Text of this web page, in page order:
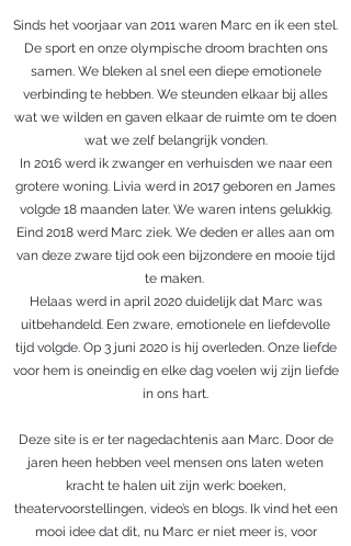
Sinds het voorjaar van 2011 waren Marc en ik een stel.
De sport en onze olympische droom brachten ons
samen. We bleken al snel een diepe emotionele
verbinding te hebben. We steunden elkaar bij alles
wat we wilden en gaven elkaar de ruimte om te doen
wat we zelf belangrijk vonden.
In 2016 werd ik zwanger en verhuisden we naar een
grotere woning. Livia werd in 2017 geboren en James
volgde 18 maanden later. We waren intens gelukkig.
Eind 2018 werd Marc ziek. We deden er alles aan om
van deze zware tijd ook een bijzondere en mooie tijd
te maken.
Helaas werd in april 2020 duidelijk dat Marc was
uitbehandeld. Een zware, emotionele en liefdevolle
tijd volgde. Op 3 juni 2020 is hij overleden. Onze liefde
voor hem is oneindig en elke dag voelen wij zijn liefde
in ons hart.
Deze site is er ter nagedachtenis aan Marc. Door de
jaren heen hebben veel mensen ons laten weten
kracht te halen uit zijn werk: boeken,
theatervoorstellingen, video’s en blogs. Ik vind het een
mooi idee dat dit, nu Marc er niet meer is, voor